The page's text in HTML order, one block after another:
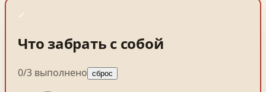
✓
Что забрать с собой
0/3 выполнено сброс